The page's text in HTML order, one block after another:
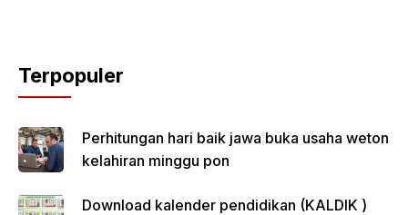
Terpopuler
Perhitungan hari baik jawa buka usaha weton
kelahiran minggu pon
Download kalender pendidikan (KALDIK )